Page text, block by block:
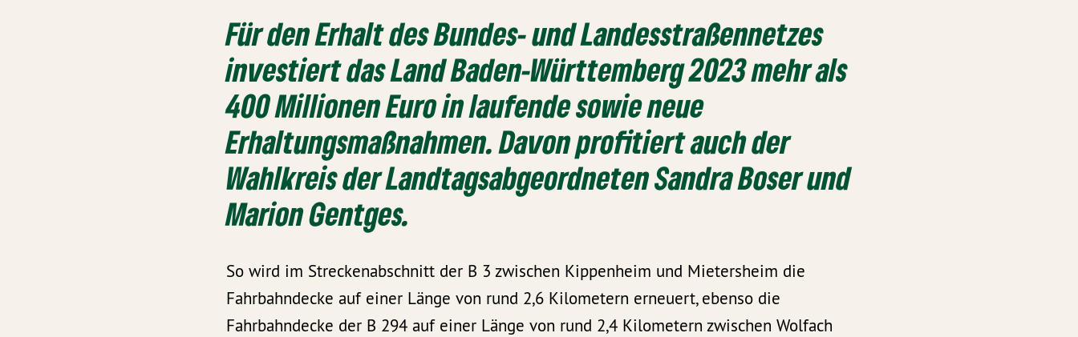
Für den Erhalt des Bundes- und Landesstraßennetzes
investiert das Land Baden-Württemberg 2023 mehr als
400 Millionen Euro in laufende sowie neue
Erhaltungsmaßnahmen. Davon profitiert auch der
Wahlkreis der Landtagsabgeordneten Sandra Boser und
Marion Gentges.
So wird im Streckenabschnitt der B 3 zwischen Kippenheim und Mietersheim die
Fahrbahndecke auf einer Länge von rund 2,6 Kilometern erneuert, ebenso die
Fahrbahndecke der B 294 auf einer Länge von rund 2,4 Kilometern zwischen Wolfach